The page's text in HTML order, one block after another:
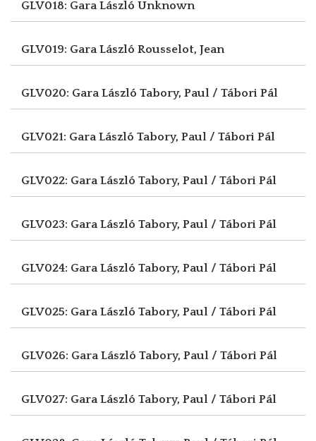
GLV018: Gara László Unknown
GLV019: Gara László Rousselot, Jean
GLV020: Gara László Tabory, Paul / Tábori Pál
GLV021: Gara László Tabory, Paul / Tábori Pál
GLV022: Gara László Tabory, Paul / Tábori Pál
GLV023: Gara László Tabory, Paul / Tábori Pál
GLV024: Gara László Tabory, Paul / Tábori Pál
GLV025: Gara László Tabory, Paul / Tábori Pál
GLV026: Gara László Tabory, Paul / Tábori Pál
GLV027: Gara László Tabory, Paul / Tábori Pál